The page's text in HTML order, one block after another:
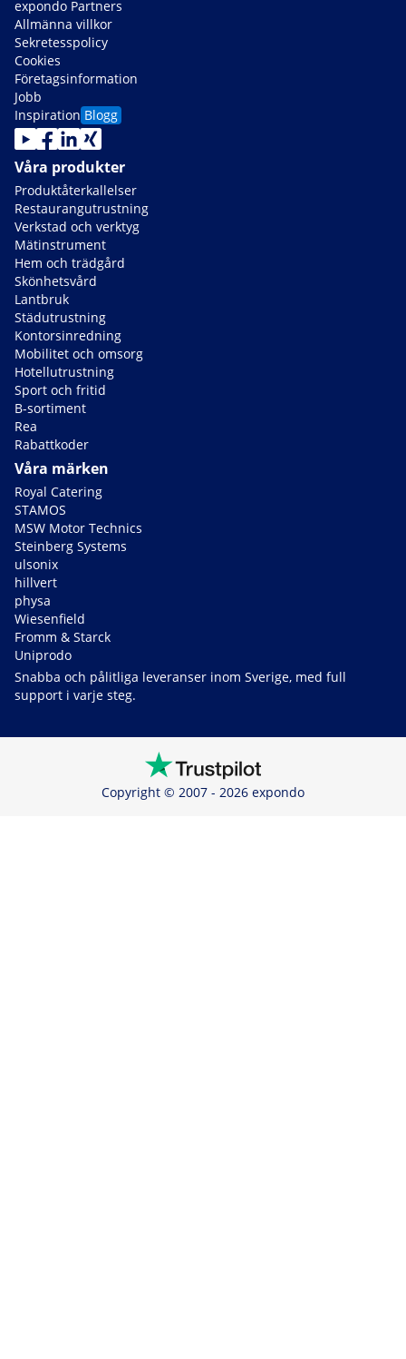
expondo Partners
Allmänna villkor
Sekretesspolicy
Cookies
Företagsinformation
Jobb
Inspiration Blogg
Våra produkter
Produktåterkallelser
Restaurangutrustning
Verkstad och verktyg
Mätinstrument
Hem och trädgård
Skönhetsvård
Lantbruk
Städutrustning
Kontorsinredning
Mobilitet och omsorg
Hotellutrustning
Sport och fritid
B-sortiment
Rea
Rabattkoder
Våra märken
Royal Catering
STAMOS
MSW Motor Technics
Steinberg Systems
ulsonix
hillvert
physa
Wiesenfield
Fromm & Starck
Uniprodo
Snabba och pålitliga leveranser inom Sverige, med full
support i varje steg.
Copyright © 2007 - 2026 expondo